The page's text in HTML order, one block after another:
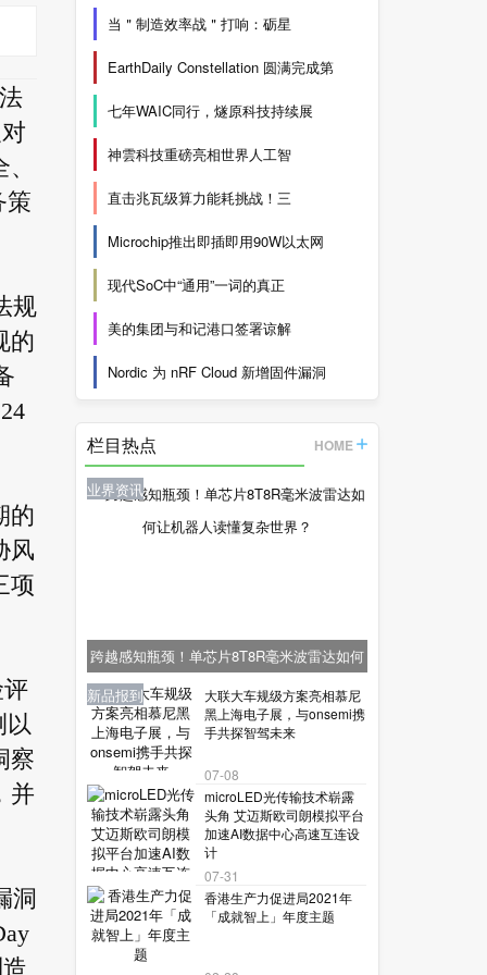
策
规
的
的
风
项
以
察
并
洞
当＂制造效率战＂打响：砺星
EarthDaily Constellation 圆满完成第
七年WAIC同行，燧原科技持续展
神雲科技重磅亮相世界人工智
直击兆瓦级算力能耗挑战！三
Microchip推出即插即用90W以太网
现代SoC中“通用”一词的真正
美的集团与和记港口签署谅解
Nordic 为 nRF Cloud 新增固件漏洞
栏目热点 HOME
业界资讯
跨越感知瓶颈！单芯片8T8R毫米波雷达如何
让机器人读懂复杂世界？
业界资讯
大联大车规级方案亮相慕尼
黑上海电子展，与onsemi携
手共探智驾未来
07-08
业界资讯
microLED光传输技术崭露
头角 艾迈斯欧司朗模拟平台
加速AI数据中心高速互连设
计
07-31
业界资讯
香港生产力促进局2021年
「成就智上」年度主题
新品报到
新品报到